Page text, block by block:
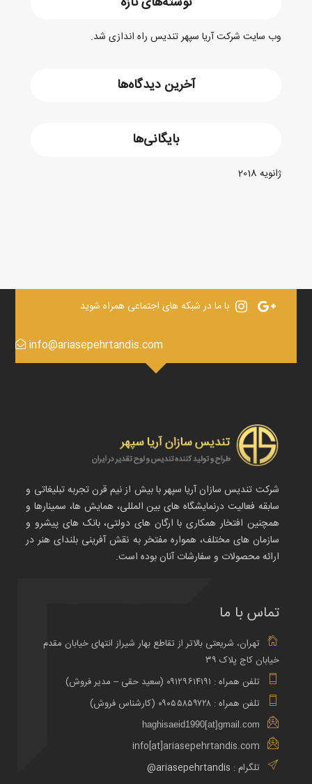
وب سایت شرکت آریا سپهر تندیس راه اندازی شد.
آخرین دیدگاه‌ها
بایگانی‌ها
ژانویه 2018
با ما در شبکه های اجتماعی همراه شوید
info@ariasepehrtandis.com
شرکت تندیس سازان آریا سپهر با بیش از نیم قرن تجربه تبلیغاتی و
سابقه فعالیت درنمایشگاه های بین المللی، همایش ها، سمینارها و
همچنین افتخار همکاری با ارگان های دولتی، بانک های پیشرو و
سازمان های مختلف، همواره مفتخر به نقش آفرینی بلندای هنر در
ارائه محصولات و سفارشات آنان بوده است.
تماس با ما
تهران، شریعتی بالاتر از تقاطع بهار شیراز انتهای خیابان مقدم
خیابان کاج پلاک ۳۹
تلفن همراه : ۰۹۱۲۹۶۱۴۱۹۱ (سعید حقی – مدیر فروش)
تلفن همراه : ۰۹۰۵۵۸۵۹۷۲۸ (کارشناس فروش)
haghisaeid1990[at]gmail.com
info[at]ariasepehrtandis.com
تلگرام : ariasepehrtandis@